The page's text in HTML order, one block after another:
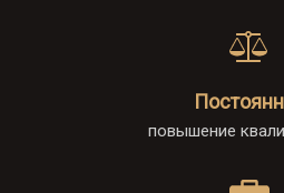
повышение